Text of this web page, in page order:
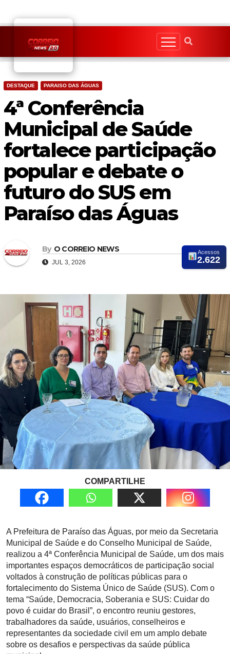
content
DESTAQUE PARAISO DAS ÁGUAS
4ª Conferência
Municipal de Saúde
fortalece participação
popular e debate o
futuro do SUS em
Paraíso das Águas
By O CORREIO NEWS
JUL 3, 2026
Acessos
2.622
COMPARTILHE
A Prefeitura de Paraíso das Águas, por meio da Secretaria
Municipal de Saúde e do Conselho Municipal de Saúde,
realizou a 4ª Conferência Municipal de Saúde, um dos mais
importantes espaços democráticos de participação social
voltados à construção de políticas públicas para o
fortalecimento do Sistema Único de Saúde (SUS). Com o
tema “Saúde, Democracia, Soberania e SUS: Cuidar do
povo é cuidar do Brasil”, o encontro reuniu gestores,
trabalhadores da saúde, usuários, conselheiros e
representantes da sociedade civil em um amplo debate
sobre os desafios e perspectivas da saúde pública